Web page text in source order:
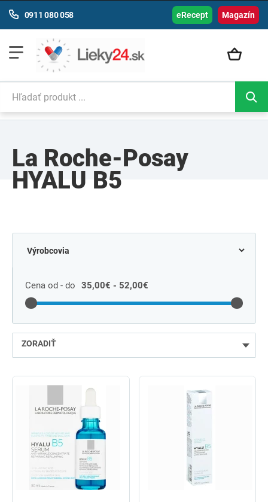
Magazín
0911 080 058 eRecept
La Roche-Posay
HYALU B5
Cena od - do 35,00€ - 52,00€
ZORADIŤ
najpredávanejšie